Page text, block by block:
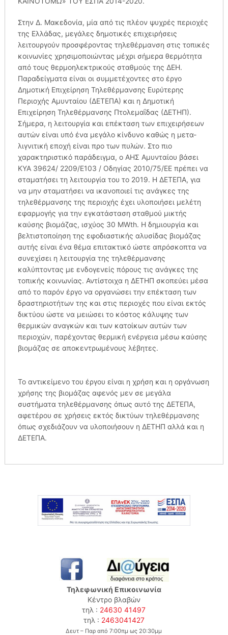
Στην Δ. Μακεδονία, μία από τις πλέον ψυχρές περιοχές
της Ελλάδας, μεγάλες δημοτικές επιχειρήσεις
λειτουργούν προσφέροντας τηλεθέρμανση στις τοπικές
κοινωνίες χρησιμοποιώντας μέχρι σήμερα θερμότητα
από τους θερμοηλεκτρικούς σταθμούς της ΔΕΗ.
Παραδείγματα είναι οι συμμετέχοντες στο έργο
Δημοτική Επιχείρηση Τηλεθέρμανσης Ευρύτερης
Περιοχής Αμυνταίου (ΔΕΤΕΠΑ) και η Δημοτική
Επιχείρηση Τηλεθέρμανσης Πτολεμαΐδας (ΔΕΤΗΠ).
Σήμερα, η λειτουργία και επέκταση των επιχειρήσεων
αυτών είναι υπό ένα μεγάλο κίνδυνο καθώς η μετα-
λιγνιτική εποχή είναι προ των πυλών. Στο πιο
χαρακτηριστικό παράδειγμα, ο ΑΗΣ Αμυνταίου βάσει
ΚΥΑ 39624/ 2209/Ε103 / Οδηγίας 2010/75/ΕΕ πρέπει να
σταματήσει τη λειτουργία του το 2019. Η ΔΕΤΕΠΑ, για
να μην σταματήσει να ικανοποιεί τις ανάγκες της
τηλεθέρμανσης της περιοχής έχει υλοποιήσει μελέτη
εφαρμογής για την εγκατάσταση σταθμού μικτής
καύσης βιομάζας, ισχύος 30 MWth. Η δημιουργία και
βελτιστοποίηση της εφοδιαστικής αλυσίδας βιομάζας
αυτής είναι ένα θέμα επιτακτικό ώστε απρόσκοπτα να
συνεχίσει η λειτουργία της τηλεθέρμανσης
καλύπτοντας με ενδογενείς πόρους τις ανάγκες της
τοπικής κοινωνίας. Αντίστοιχα η ΔΕΤΗΠ σκοπεύει μέσα
από το παρόν έργο να οργανώσει την επέκταση των
δραστηριοτήτων της και στις περιοχές που είναι εκτός
δικτύου ώστε να μειώσει το κόστος κάλυψης των
θερμικών αναγκών και των κατοίκων αυτών των
περιοχών, παρέχοντας θερμική ενέργεια μέσω καύσης
βιομάζας σε αποκεντρωμένους λέβητες.
Το αντικείμενο του έργου είναι η χρήση και η οργάνωση
χρήσης της βιομάζας αφενός μεν σε μεγάλα
συστήματα τηλεθέρμανσης όπως αυτό της ΔΕΤΕΠΑ,
αφετέρου σε χρήσεις εκτός δικτύων τηλεθέρμανσης
όπως σχεδιάζουν να υλοποιήσουν η ΔΕΤΗΠ αλλά και η
ΔΕΤΕΠΑ.
Τηλεφωνική Επικοινωνία
Κέντρο βλαβών
τηλ : 24630 41497
τηλ : 2463041427
Δευτ – Παρ από 7:00πμ ως 20:30μμ